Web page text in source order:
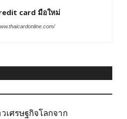
card มือใหม่
เศรษฐกิจโลกจาก